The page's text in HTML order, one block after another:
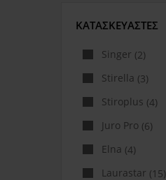
ΚΑΤΑΣΚΕΥΑΣΤΈΣ
Singer (2)
Stirella (3)
Stiroplus (4)
Juro Pro (6)
Elna (4)
Laurastar (15)